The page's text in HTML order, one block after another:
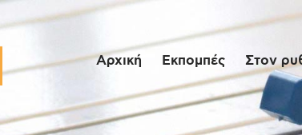
Αρχική Εκπομπές Στον
Αρχική
Στον